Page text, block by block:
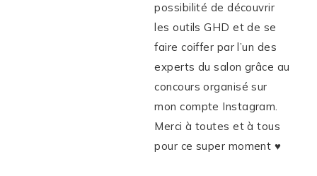
possibilité de découvrir
les outils GHD et de se
faire coiffer par l’un des
experts du salon grâce au
concours organisé sur
mon compte Instagram.
Merci à toutes et à tous
pour ce super moment ♥️